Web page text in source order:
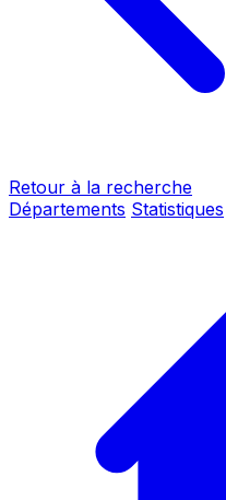
Retour à la recherche
Départements Statistiques